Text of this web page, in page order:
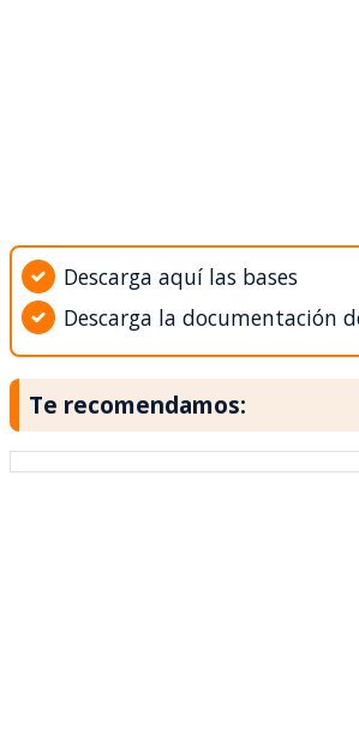
Descarga aquí las bases
Descarga la documentación
Te recomendamos: